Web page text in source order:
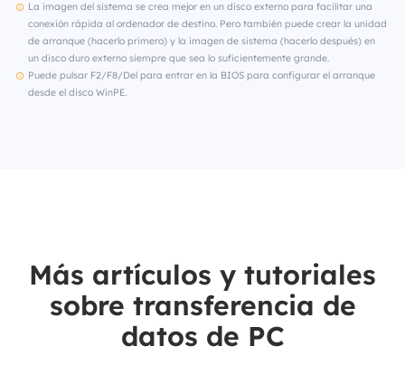
La imagen del sistema se crea mejor en un disco externo para facilitar una
conexión rápida al ordenador de destino. Pero también puede crear la unidad
de arranque (hacerlo primero) y la imagen de sistema (hacerlo después) en
un disco duro externo siempre que sea lo suficientemente grande.
Puede pulsar F2/F8/Del para entrar en la BIOS para configurar el arranque
desde el disco WinPE.
Más artículos y tutoriales
sobre transferencia de
datos de PC